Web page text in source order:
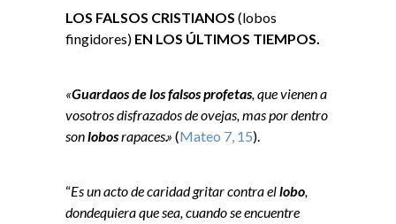
LOS FALSOS CRISTIANOS (lobos
fingidores) EN LOS ÚLTIMOS TIEMPOS.
«Guardaos de los falsos profetas, que vienen a
vosotros disfrazados de ovejas, mas por dentro
sonlobosrapaces.» (Mateo 7, 15).
“Es un acto de caridad gritar contra ellobo,
dondequiera que sea, cuando se encuentre